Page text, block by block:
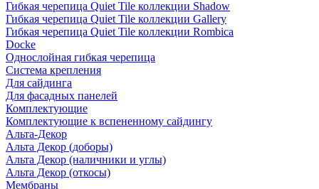
Гибкая черепица Quiet Tile коллекции Shadow
Гибкая черепица Quiet Tile коллекции Gallery
Гибкая черепица Quiet Tile коллекции Rombica
Docke
Однослойная гибкая черепица
Система крепления
Для сайдинга
Для фасадных панелей
Комплектующие
Комплектующие к вспененному сайдингу
Альта-Декор
Альта Декор (доборы)
Альта Декор (наличники и углы)
Альта Декор (откосы)
Мембраны